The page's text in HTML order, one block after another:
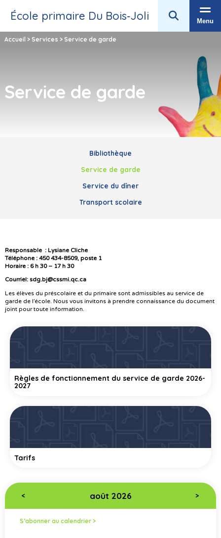
École primaire Du Bois‑Joli Menu
Accueil > Services > Service de garde
Service de garde
Bibliothèque
Service de garde
Service du dîner
Transport scolaire
Responsable : Lysiane Cliche
Téléphone : 450 434-8509, poste 1
Horaire : 6 h 30 – 17 h 30
Courriel: sdg.bj@cssmi.qc.ca
Les élèves du préscolaire et du primaire sont admissibles au service de
garde de l’école. Nous vous invitons à prendre connaissance du document
joint pour toute information.
Règles de fonctionnement du service de garde 2026-
2027
Tarifs
< août 2026 >
S’abonner au calendrier >